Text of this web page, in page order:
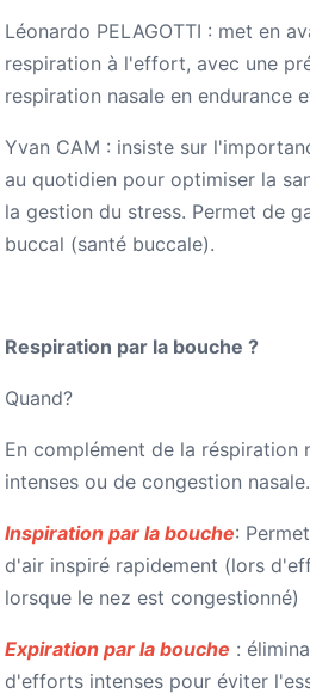
Léonardo PELAGOTTI : met en
respiration à l'effort, avec une
respiration nasale en endurance
Yvan CAM : insiste sur
au quotidien pour optimiser la
la gestion du stress. Permet de
buccal (santé buccale).
Respiration par la bouche ?
Quand?
En complément de la réspiration
intenses ou de congestion nasale.
Inspiration par la bouche:
d'air inspiré rapidement (lors
lorsque le nez est congestionné)
Expiration par la bouche :
d'efforts intenses pour éviter